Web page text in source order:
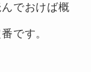
でおけば概
です。